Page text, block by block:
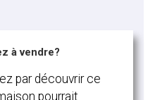
à vendre?
par découvrir ce
pourrait